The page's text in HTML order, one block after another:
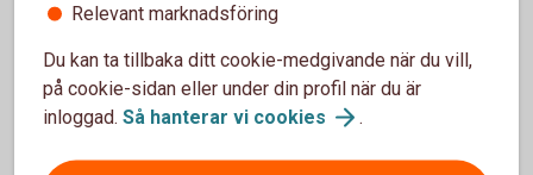
Kurser och
marknadsinformation
Relevant marknadsföring
Du kan ta tillbaka ditt cookie-medgivande när du vill,
på cookie-sidan eller under din profil när du är
inloggad. Så hanterar vi cookies .